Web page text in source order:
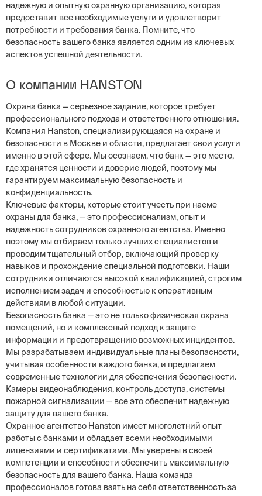
надежную и опытную охранную организацию, которая
предоставит все необходимые услуги и удовлетворит
потребности и требования банка. Помните, что
безопасность вашего банка является одним из ключевых
аспектов успешной деятельности.
О компании HANSTON
Охрана банка — серьезное задание, которое требует
профессионального подхода и ответственного отношения.
Компания Hanston, специализирующаяся на охране и
безопасности в Москве и области, предлагает свои услуги
именно в этой сфере. Мы осознаем, что банк — это место,
где хранятся ценности и доверие людей, поэтому мы
гарантируем максимальную безопасность и
конфиденциальность.
Ключевые факторы, которые стоит учесть при наеме
охраны для банка, — это профессионализм, опыт и
надежность сотрудников охранного агентства. Именно
поэтому мы отбираем только лучших специалистов и
проводим тщательный отбор, включающий проверку
навыков и прохождение специальной подготовки. Наши
сотрудники отличаются высокой квалификацией, строгим
исполнением задач и способностью к оперативным
действиям в любой ситуации.
Безопасность банка — это не только физическая охрана
помещений, но и комплексный подход к защите
информации и предотвращению возможных инцидентов.
Мы разрабатываем индивидуальные планы безопасности,
учитывая особенности каждого банка, и предлагаем
современные технологии для обеспечения безопасности.
Камеры видеонаблюдения, контроль доступа, системы
пожарной сигнализации — все это обеспечит надежную
защиту для вашего банка.
Охранное агентство Hanston имеет многолетний опыт
работы с банками и обладает всеми необходимыми
лицензиями и сертификатами. Мы уверены в своей
компетенции и способности обеспечить максимальную
безопасность для вашего банка. Наша команда
профессионалов готова взять на себя ответственность за